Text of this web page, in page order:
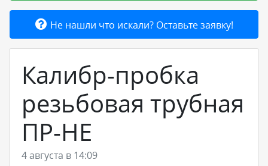
Добавить товар или услугу
Не нашли что искали? Оставьте заявку!
Калибр-пробка
резьбовая трубная
ПР-НЕ
4 августа в 14:09